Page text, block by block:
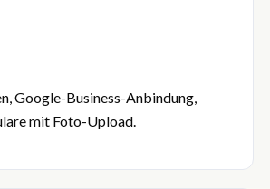
Google-Business-Anbindung,
mit Foto-Upload.